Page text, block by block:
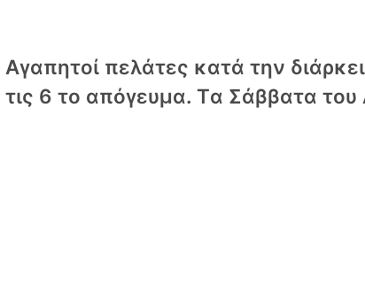
Αγαπητοί πελάτες κατά την
τις 6 το απόγευμα. Tα Σάββατα του